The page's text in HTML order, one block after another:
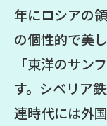
年にロシアの
の個性的で美
「東洋のサン
す。シベリア
連時代には外